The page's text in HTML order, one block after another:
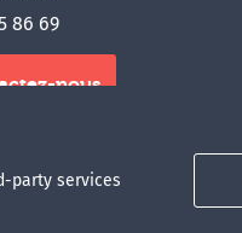
86 69
nous
party services